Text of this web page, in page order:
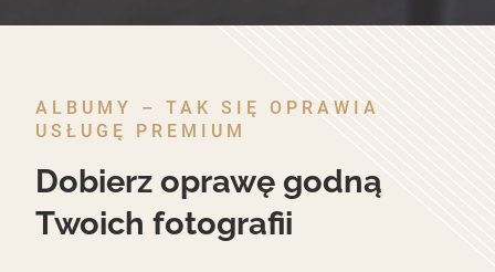
ALBUMY – TAK SIĘ OPRAWIA
USŁUGĘ PREMIUM
Dobierz oprawę godną
Twoich fotografii